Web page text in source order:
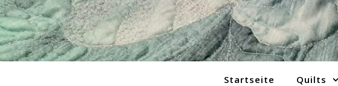
Startseite Quilts